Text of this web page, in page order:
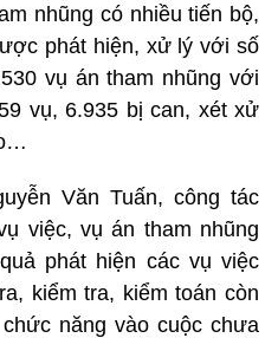
nhũng có nhiều tiến bộ,
phát hiện, xử lý với số
vụ án tham nhũng với
vụ, 6.935 bị can, xét xử
Văn Tuấn, công tác
việc, vụ án tham nhũng
phát hiện các vụ việc
kiểm tra, kiểm toán còn
năng vào cuộc chưa